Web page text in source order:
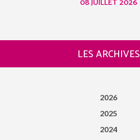
08 JUILLET 2026
LES ARCHIVES
2026
2025
2024